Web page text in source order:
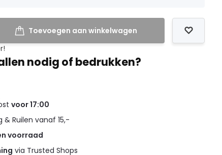
Toevoegen aan winkelwagen
nodig of bedrukken?
voor 17:00
& Ruilen vanaf 15,-
voorraad
via Trusted Shops